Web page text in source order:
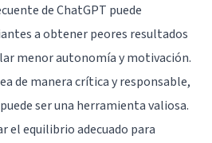
de ChatGPT puede
a obtener peores resultados
menor autonomía y motivación.
de manera crítica y responsable,
ser una herramienta valiosa.
el equilibrio adecuado para